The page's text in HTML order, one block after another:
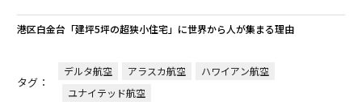
港区白金台「建坪5坪の超狭小住宅」に世界から人が集まる理由
タグ：
デルタ航空 アラスカ航空
ハワイアン航空
ユナイテッド航空